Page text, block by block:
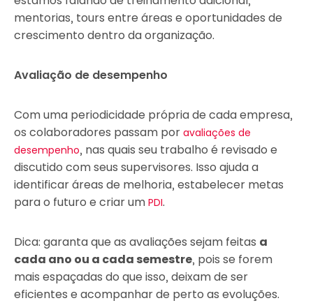
mentorias, tours entre áreas e oportunidades de
crescimento dentro da organização.
Avaliação de desempenho
Com uma periodicidade própria de cada empresa,
os colaboradores passam por avaliações de
desempenho, nas quais seu trabalho é revisado e
discutido com seus supervisores. Isso ajuda a
identificar áreas de melhoria, estabelecer metas
para o futuro e criar um PDI.
Dica: garanta que as avaliações sejam feitas a
cada ano ou a cada semestre, pois se forem
mais espaçadas do que isso, deixam de ser
eficientes e acompanhar de perto as evoluções.